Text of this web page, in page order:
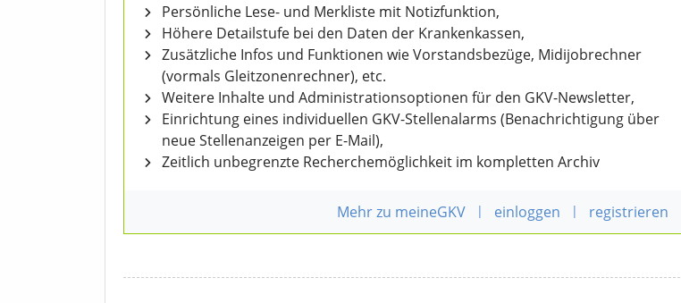
Persönliche Lese- und Merkliste mit Notizfunktion,
Höhere Detailstufe bei den Daten der Krankenkassen,
Zusätzliche Infos und Funktionen wie Vorstandsbezüge, Midijobrechner
(vormals Gleitzonenrechner), etc.
Weitere Inhalte und Administrationsoptionen für den GKV-Newsletter,
Einrichtung eines individuellen GKV-Stellenalarms (Benachrichtigung über
neue Stellenanzeigen per E-Mail),
Zeitlich unbegrenzte Recherchemöglichkeit im kompletten Archiv
Mehr zu meineGKV | einloggen | registrieren